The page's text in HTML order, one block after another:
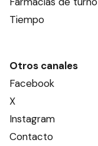
Tiempo
Otros canales
Facebook
X
Instagram
Contacto